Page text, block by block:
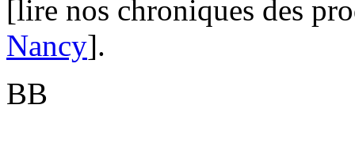
[lire nos chroniques des
Nancy].
BB